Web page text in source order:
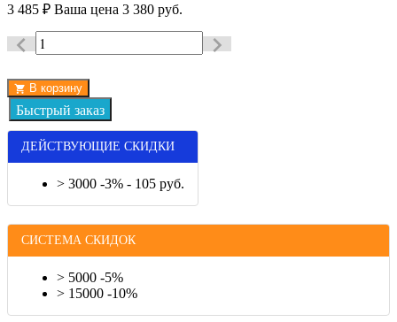
3 485 ₽ Ваша цена 3 380 руб.
В корзину
ДЕЙСТВУЮЩИЕ СКИДКИ
> 3000 -3% - 105 руб.
СИСТЕМА СКИДОК
> 5000 -5%
> 15000 -10%